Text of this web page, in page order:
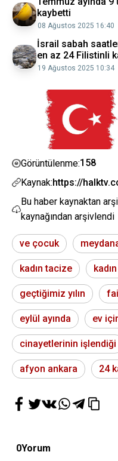
kaybetti
08 Ağustos 2025 16:40
İsrail sabah
en az 24 Filistinli
19 Ağustos 2025 10:34
Görüntülenme:158
Kaynak:https://
Bu haber kaynaktan
kaynağından arşivlendi
ve çocuk
kadın tacize
geçtiğimiz yılın
eylül ayında ev
cinayetlerinin işlendiği
afyon ankara 24
0Yorum